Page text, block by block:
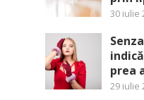
30 iulie
prea
29 iulie